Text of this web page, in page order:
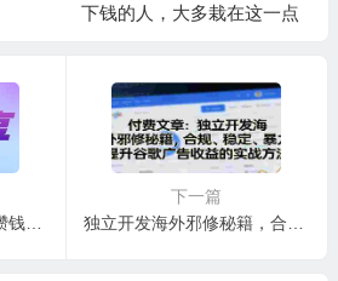
下钱的人，大多栽在这一点
一定要好好存钱：真想攒钱，办法总比困难多，2招让存钱刻进骨子里
下一篇